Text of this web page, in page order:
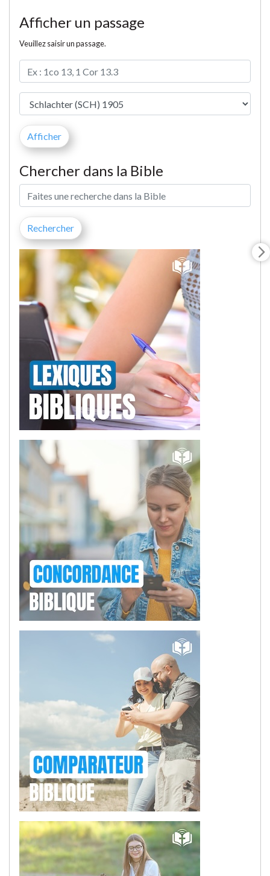
Afficher un passage
Veuillez saisir un passage.
Chercher dans la Bible